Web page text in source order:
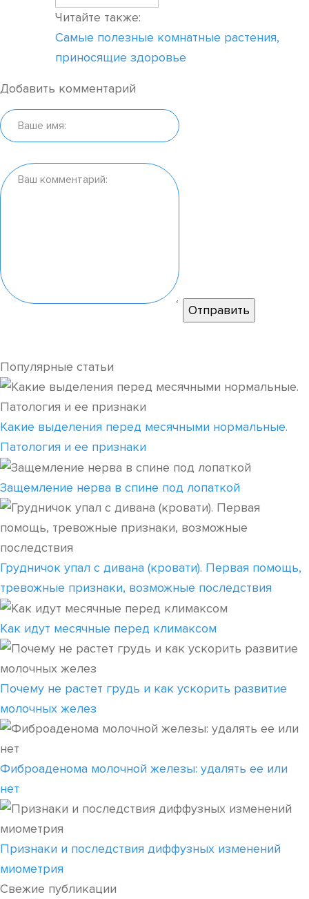
Читайте также:
Самые полезные комнатные растения,
приносящие здоровье
Добавить комментарий
Популярные статьи
Какие выделения перед месячными нормальные.
Патология и ее признаки
Защемление нерва в спине под лопаткой
Грудничок упал с дивана (кровати). Первая помощь,
тревожные признаки, возможные последствия
Как идут месячные перед климаксом
Почему не растет грудь и как ускорить развитие
молочных желез
Фиброаденома молочной железы: удалять ее или
нет
Признаки и последствия диффузных изменений
миометрия
Свежие публикации